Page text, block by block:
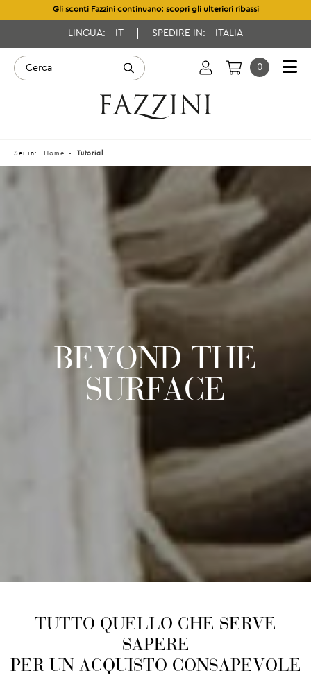
Gli sconti Fazzini continuano: scopri gli ulteriori ribassi
LINGUA: SPEDIRE IN: ITALIA
0
Sei in: Home Tutorial
BEYOND THE
SURFACE
TUTTO QUELLO CHE SERVE
SAPERE
PER UN ACQUISTO CONSAPEVOLE